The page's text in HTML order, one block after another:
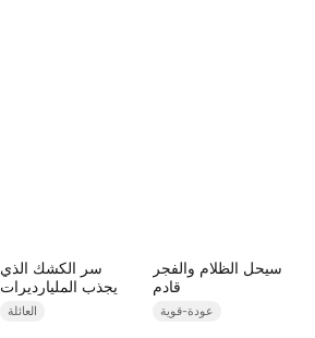
سر الكشك الذي
يجذب المليارديرات
العائلة
سيحل الظلام والفجر
قادم
عودة-قوية